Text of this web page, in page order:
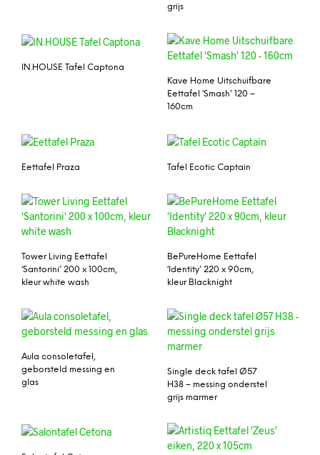
grijs
IN.HOUSE Tafel Captona
Kave Home Uitschuifbare
Eettafel ‘Smash’ 120 –
160cm
Eettafel Praza Tafel Ecotic Captain
Tower Living Eettafel
‘Santorini’ 200 x 100cm,
kleur white wash
BePureHome Eettafel
‘Identity’ 220 x 90cm,
kleur Blacknight
Aula consoletafel,
geborsteld messing en
glas
Single deck tafel Ø57
H38 – messing onderstel
grijs marmer